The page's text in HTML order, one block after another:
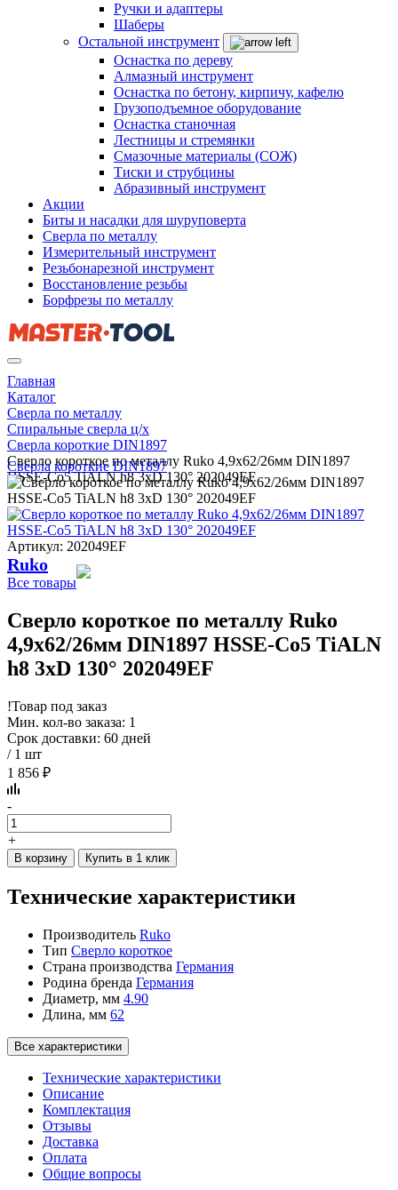
Ручки и адаптеры
Шаберы
Остальной инструмент
Оснастка по дереву
Алмазный инструмент
Оснастка по бетону, кирпичу, кафелю
Грузоподъемное оборудование
Оснастка станочная
Лестницы и стремянки
Смазочные материалы (СОЖ)
Тиски и струбцины
Абразивный инструмент
Акции
Биты и насадки для шуруповерта
Сверла по металлу
Измерительный инструмент
Резьбонарезной инструмент
Восстановление резьбы
Борфрезы по металлу
Главная
Каталог
Сверла по металлу
Спиральные сверла ц/х
Сверла короткие DIN1897
Сверло короткое по металлу Ruko 4,9x62/26мм DIN1897
HSSE-Co5 TiALN h8 3xD 130° 202049EF
Сверла короткие DIN1897
Артикул: 202049EF
Ruko
Все товары
Сверло короткое по металлу Ruko
4,9x62/26мм DIN1897 HSSE-Co5 TiALN
h8 3xD 130° 202049EF
!Товар под заказ
Мин. кол-во заказа: 1
Срок доставки: 60 дней
/ 1 шт
1 856 ₽
-
+
В корзину Купить в 1 клик
Технические характеристики
Производитель Ruko
Тип Сверло короткое
Страна производства Германия
Родина бренда Германия
Диаметр, мм 4.90
Длина, мм 62
Все характеристики
Технические характеристики
Описание
Комплектация
Отзывы
Доставка
Оплата
Общие вопросы